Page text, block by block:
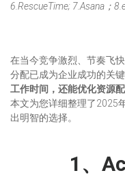
6.RescueTime; 7.Asana；
在当今竞争激烈、节奏飞
分配已成为企业成功的关键
工作时间，还能优化资源
本文为您详细整理了2025
出明智的选择。
1、